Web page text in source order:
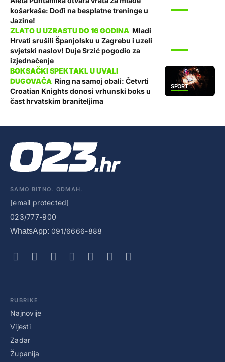
košarkaše: Dođi na besplatne treninge u
Jazine!
Mladi
Hrvati srušili Španjolsku u Zagrebu i uzeli
svjetski naslov! Duje Srzić pogodio za
izjednačenje
SPORT
Ring na samoj obali: Četvrti
Croatian Knights donosi vrhunski boks u
čast hrvatskim braniteljima
SAMO BITNO. ODMAH.
[email protected]
023/777-900
WhatsApp: 091/6666-888
RUBRIKE
Najnovije
Vijesti
Zadar
Županija